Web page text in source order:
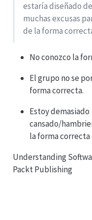
estaría diseñado
muchas excusas
de la forma
No conozco la
El grupo no se
forma correcta.
Estoy demasiado
cansado/
la forma
Understanding
Packt Publishing